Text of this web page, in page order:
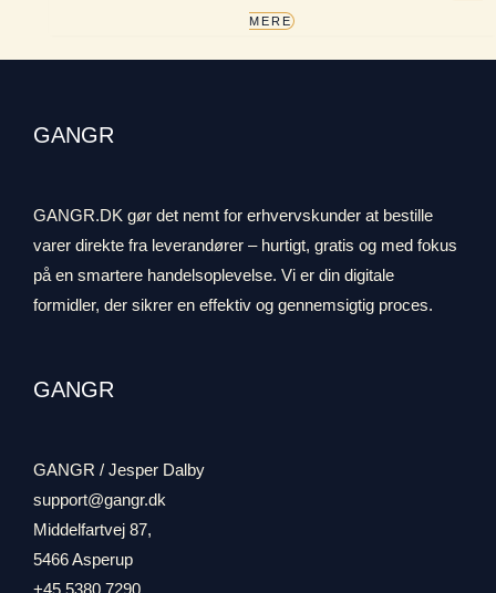
MERE
GANGR
GANGR.DK gør det nemt for erhvervskunder at bestille
varer direkte fra leverandører – hurtigt, gratis og med fokus
på en smartere handelsoplevelse. Vi er din digitale
formidler, der sikrer en effektiv og gennemsigtig proces.
GANGR
GANGR / Jesper Dalby
support@gangr.dk
Middelfartvej 87,
5466 Asperup